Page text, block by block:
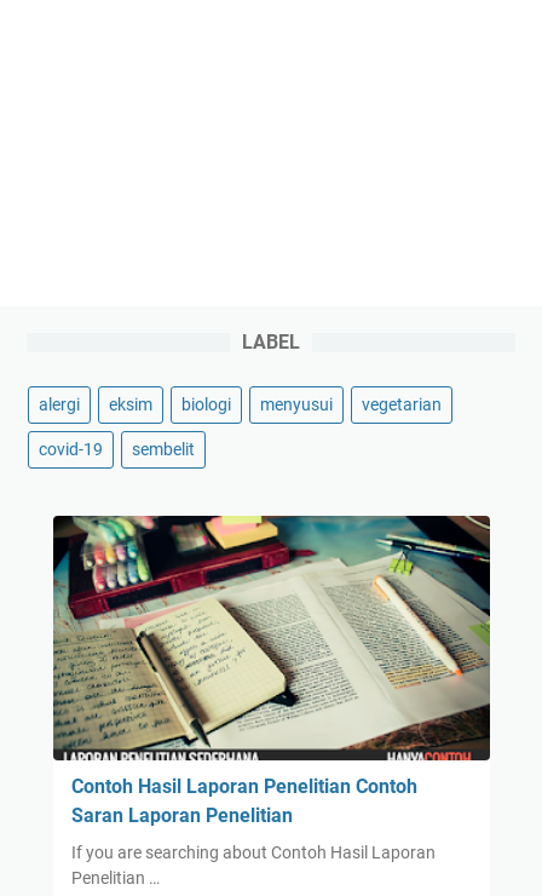
LABEL
alergi eksim biologi menyusui vegetarian
covid-19 sembelit
Contoh Hasil Laporan Penelitian Contoh
Saran Laporan Penelitian
If you are searching about Contoh Hasil Laporan
Penelitian …